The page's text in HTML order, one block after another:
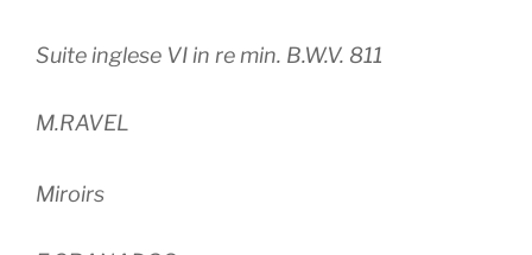
Suite inglese VI in re min. B.W.V. 811
M.RAVEL
Miroirs